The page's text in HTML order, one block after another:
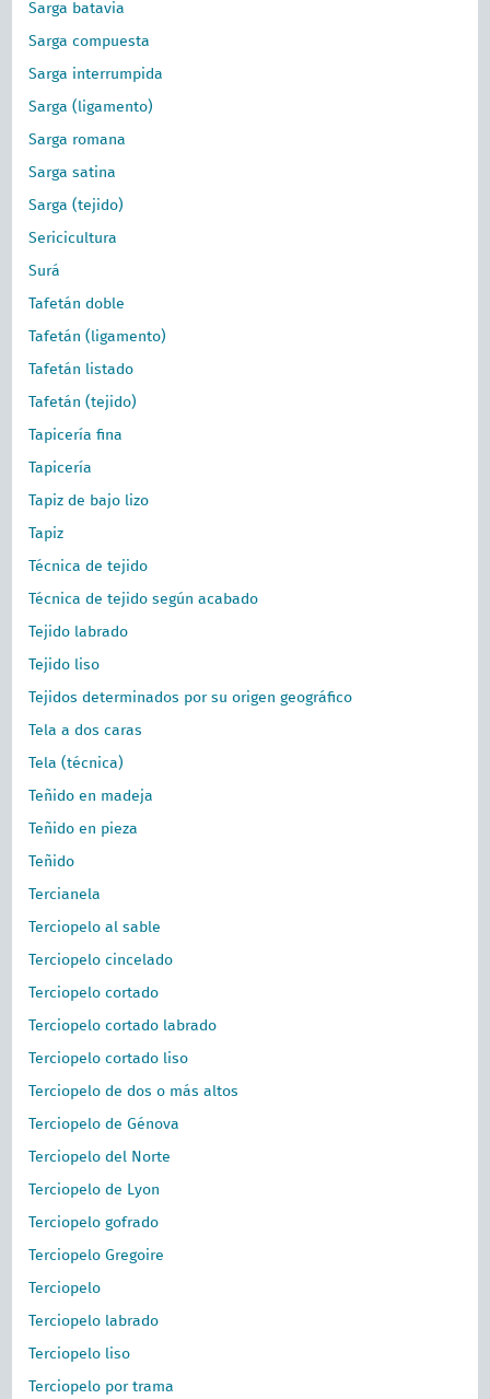
Sarga batavia
Sarga compuesta
Sarga interrumpida
Sarga (ligamento)
Sarga romana
Sarga satina
Sarga (tejido)
Sericicultura
Surá
Tafetán doble
Tafetán (ligamento)
Tafetán listado
Tafetán (tejido)
Tapicería fina
Tapicería
Tapiz de bajo lizo
Tapiz
Técnica de tejido
Técnica de tejido según acabado
Tejido labrado
Tejido liso
Tejidos determinados por su origen geográfico
Tela a dos caras
Tela (técnica)
Teñido en madeja
Teñido en pieza
Teñido
Tercianela
Terciopelo al sable
Terciopelo cincelado
Terciopelo cortado
Terciopelo cortado labrado
Terciopelo cortado liso
Terciopelo de dos o más altos
Terciopelo de Génova
Terciopelo del Norte
Terciopelo de Lyon
Terciopelo gofrado
Terciopelo Gregoire
Terciopelo
Terciopelo labrado
Terciopelo liso
Terciopelo por trama